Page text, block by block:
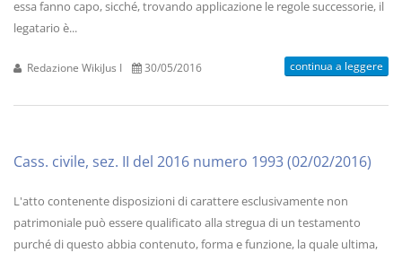
essa fanno capo, sicché, trovando applicazione le regole successorie, il
legatario è...
Redazione WikiJus I 30/05/2016 continua a leggere
Cass. civile, sez. II del 2016 numero 1993 (02/02/2016)
L'atto contenente disposizioni di carattere esclusivamente non
patrimoniale può essere qualificato alla stregua di un testamento
purché di questo abbia contenuto, forma e funzione, la quale ultima,